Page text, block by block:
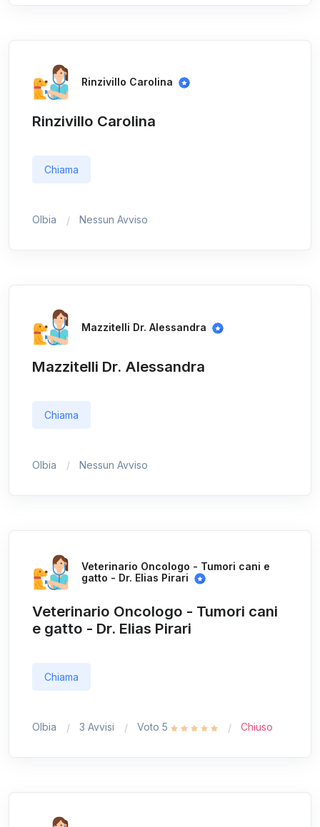
Rinzivillo Carolina
Rinzivillo Carolina
Chiama
Olbia Nessun Avviso
Mazzitelli Dr. Alessandra
Mazzitelli Dr. Alessandra
Chiama
Olbia Nessun Avviso
Veterinario Oncologo - Tumori cani e
gatto - Dr. Elias Pirari
Veterinario Oncologo - Tumori cani
e gatto - Dr. Elias Pirari
Chiama
Olbia 3 Avvisi Voto 5 Chiuso